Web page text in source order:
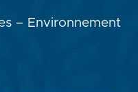
– Environnement